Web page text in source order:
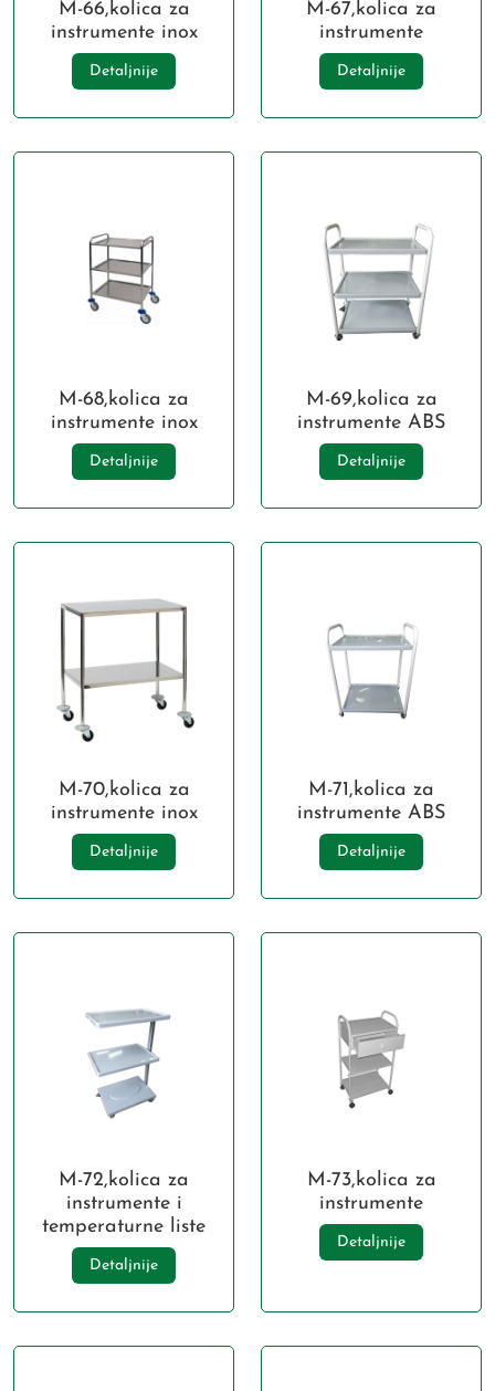
M-66,kolica za
instrumente inox
Detaljnije
M-67,kolica za
instrumente
Detaljnije
M-68,kolica za
instrumente inox
Detaljnije
M-69,kolica za
instrumente ABS
Detaljnije
M-70,kolica za
instrumente inox
Detaljnije
M-71,kolica za
instrumente ABS
Detaljnije
M-72,kolica za
instrumente i
temperaturne liste
Detaljnije
M-73,kolica za
instrumente
Detaljnije